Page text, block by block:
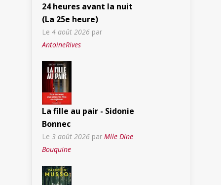
24 heures avant la nuit
(La 25e heure)
Le 4 août 2026 par
AntoineRives
La fille au pair - Sidonie
Bonnec
Le 3 août 2026 par Mlle Dine
Bouquine